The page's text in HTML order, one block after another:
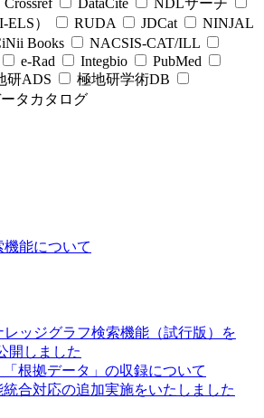
Crossref DataCite
NDLサーチ
ELS）
RUDA JDCat
NINJAL
Books
NACSIS-CAT/ILL
e-Rad Integbio
PubMed
研ADS
極地研学術DB
タカタログ
機能について
レッジグラフ検索機能（試行版）を
開しました
「根拠データ」の収録について
合対応の追加実施をいたしました